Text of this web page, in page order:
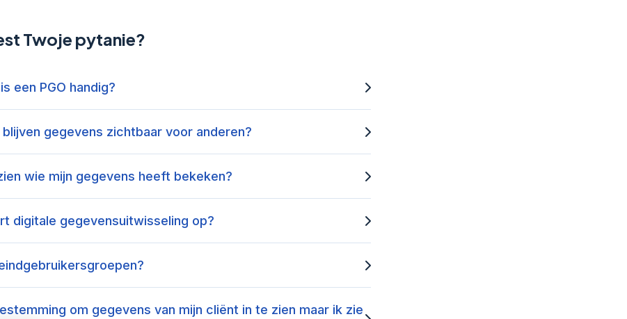
Twoje pytanie?
een PGO handig?
blijven gegevens zichtbaar voor anderen?
wie mijn gegevens heeft bekeken?
digitale gegevensuitwisseling op?
om gegevens van mijn cliënt in te zien maar ik zie